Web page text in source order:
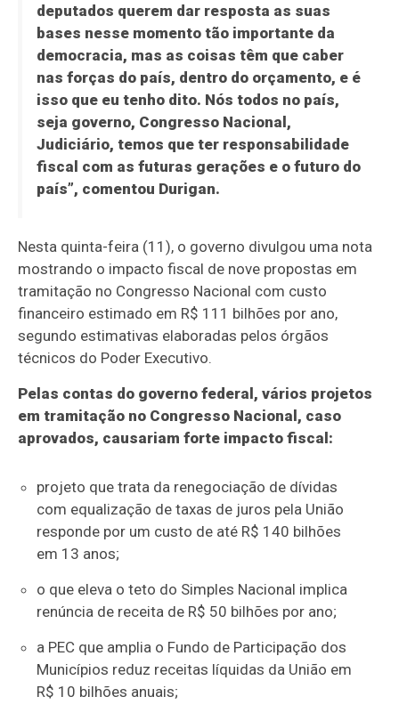
deputados querem dar resposta as suas
bases nesse momento tão importante da
democracia, mas as coisas têm que caber
nas forças do país, dentro do orçamento, e é
isso que eu tenho dito. Nós todos no país,
seja governo, Congresso Nacional,
Judiciário, temos que ter responsabilidade
fiscal com as futuras gerações e o futuro do
país”, comentou Durigan.
Nesta quinta-feira (11), o governo divulgou uma nota
mostrando o impacto fiscal de nove propostas em
tramitação no Congresso Nacional com custo
financeiro estimado em R$ 111 bilhões por ano,
segundo estimativas elaboradas pelos órgãos
técnicos do Poder Executivo.
Pelas contas do governo federal, vários projetos
em tramitação no Congresso Nacional, caso
aprovados, causariam forte impacto fiscal:
projeto que trata da renegociação de dívidas
com equalização de taxas de juros pela União
responde por um custo de até R$ 140 bilhões
em 13 anos;
o que eleva o teto do Simples Nacional implica
renúncia de receita de R$ 50 bilhões por ano;
a PEC que amplia o Fundo de Participação dos
Municípios reduz receitas líquidas da União em
R$ 10 bilhões anuais;